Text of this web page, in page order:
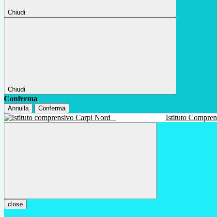
Chiudi
Chiudi
Conferma
Annulla Conferma
Istituto
close